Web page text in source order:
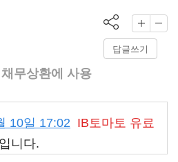
답글쓰기
무상환에 사용
10일 17:02 IB토마토 유료
니다.